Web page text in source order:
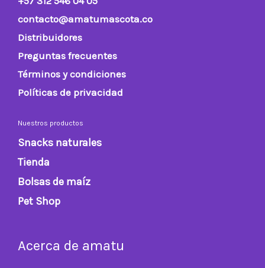
contacto@amatumascota.co
Distribuidores
Preguntas frecuentes
Términos y condiciones
Políticas de privacidad
Nuestros productos
Snacks naturales
Tienda
Bolsas de maíz
Pet Shop
Acerca de amatu